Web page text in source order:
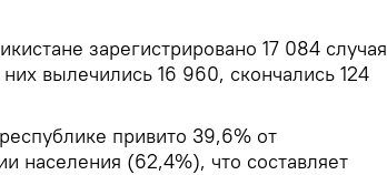
зарегистрировано 17 084 случая
вылечились 16 960, скончались 124
привито 39,6% от
населения (62,4%), что составляет